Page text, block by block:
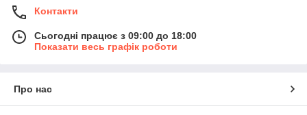
Контакти
Сьогодні працює з 09:00 до 18:00
Показати весь графік роботи
Про нас